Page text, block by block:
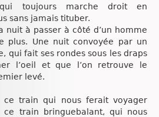
toujours marche droit en
sans jamais tituber.
nuit à passer à côté d’un homme
plus. Une nuit convoyée par un
qui fait ses rondes sous les draps
l’oeil et que l’on retrouve le
levé.
train qui nous ferait voyager
ce train bringuebalant, qui nous